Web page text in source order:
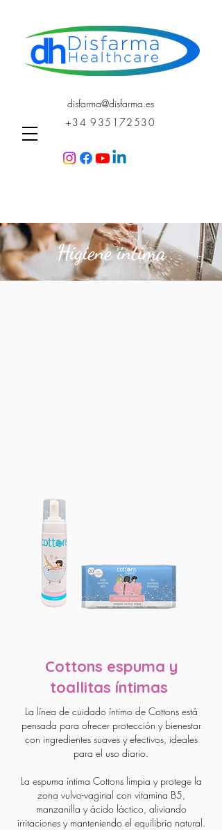
disfarma@disfarma.es
+34 935172530
Higiene íntima
Cottons espuma y
toallitas íntimas
La línea de cuidado íntimo de Cottons está
pensada para ofrecer protección y bienestar
con ingredientes suaves y efectivos, ideales
para el uso diario.
La espuma íntima Cottons limpia y protege la
zona vulvo-vaginal con vitamina B5,
manzanilla y ácido láctico, aliviando
irritaciones y manteniendo el equilibrio natural.